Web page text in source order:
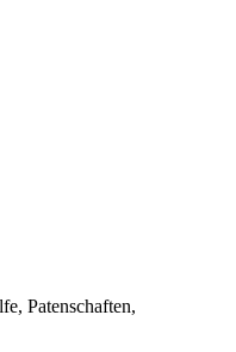
Patenschaften,